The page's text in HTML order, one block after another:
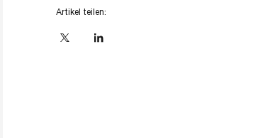
Artikel teilen:
X linkedIn